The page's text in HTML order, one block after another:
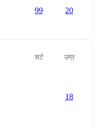
99 20
शर्ट उम्र
18